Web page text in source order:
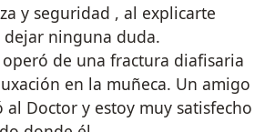
y seguridad , al explicarte
dejar ninguna duda.
operó de una fractura diafisaria
en la muñeca. Un amigo
al Doctor y estoy muy satisfecho